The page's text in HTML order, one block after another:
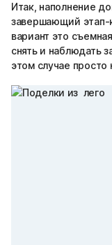
Итак, наполнение
завершающий этап-
вариант это
снять и наблюдать
этом случае просто